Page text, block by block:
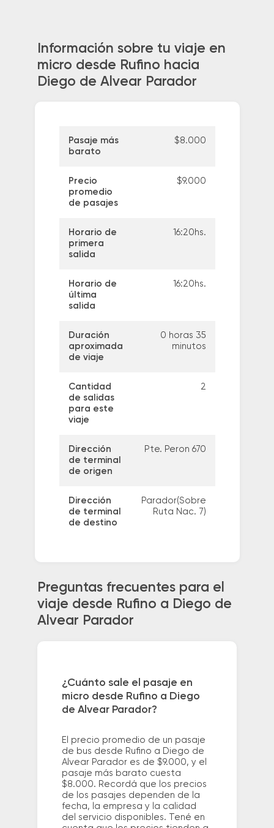
Información sobre tu viaje en
micro desde Rufino hacia
Diego de Alvear Parador
Pasaje más
barato
$8.000
Precio
promedio
de pasajes
$9.000
Horario de
primera
salida
16:20hs.
Horario de
última
salida
16:20hs.
Duración
aproximada
de viaje
0 horas 35
minutos
Cantidad
de salidas
para este
viaje
2
Dirección
de terminal
de origen
Pte. Peron 670
Dirección
de terminal
de destino
Parador(Sobre
Ruta Nac. 7)
Preguntas frecuentes para el
viaje desde Rufino a Diego de
Alvear Parador
¿Cuánto sale el pasaje en
micro desde Rufino a Diego
de Alvear Parador?
El precio promedio de un pasaje
de bus desde Rufino a Diego de
Alvear Parador es de $9.000, y el
pasaje más barato cuesta
$8.000. Recordá que los precios
de los pasajes dependen de la
fecha, la empresa y la calidad
del servicio disponibles. Tené en